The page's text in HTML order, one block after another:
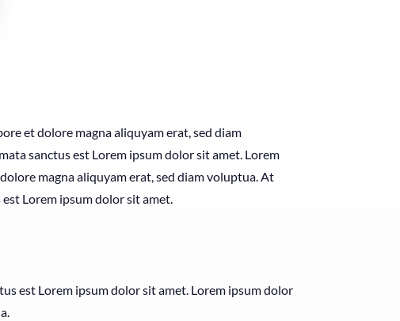
et dolore magna aliquyam erat, sed diam
sanctus est Lorem ipsum dolor sit amet. Lorem
magna aliquyam erat, sed diam voluptua. At
Lorem ipsum dolor sit amet.
est Lorem ipsum dolor sit amet. Lorem ipsum dolor